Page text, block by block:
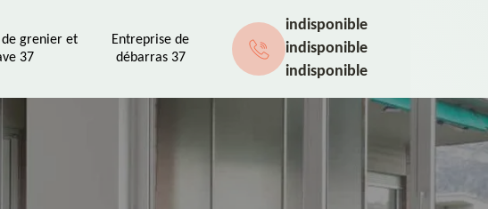
de grenier et
37
Entreprise de
débarras 37
indisponible
indisponible
indisponible